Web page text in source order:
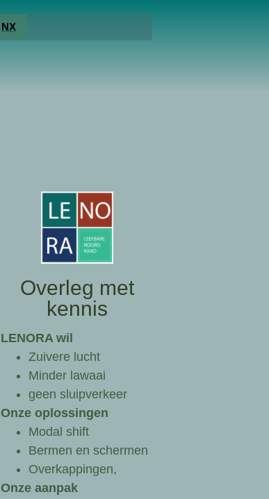
NX
Overleg met
kennis
LENORA wil
Zuivere lucht
Minder lawaai
geen sluipverkeer
Onze oplossingen
Modal shift
Bermen en schermen
Overkappingen,
Onze aanpak